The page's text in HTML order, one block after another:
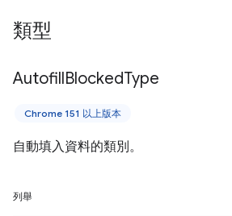
類型
AutofillBlockedType
Chrome 151 以上版本
自動填入資料的類別。
列舉